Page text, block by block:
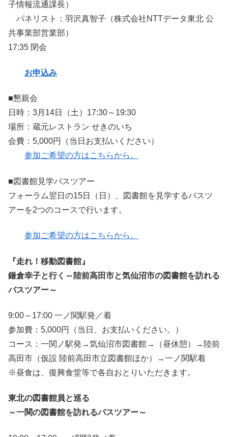
子情報流通課長）
パネリスト：羽沢真智子（株式会社NTTデータ東北 公
共事業部営業部）
17:35 閉会
お申込み
■懇親会
日時：3月14日（土）17:30～19:30
場所：蔵元レストラン せきのいち
会費：5,000円（当日お支払いください）
参加ご希望の方はこちらから。
■図書館見学バスツアー
フォーラム翌日の15日（日）、図書館を見学するバスツ
アーを2つのコースで行います。
参加ご希望の方はこちらから。
『走れ！移動図書館』
鎌倉幸子と行く～陸前高田市と気仙沼市の図書館を訪れる
バスツアー～
9:00～17:00 一ノ関駅発／着
参加費：5,000円（当日、お支払いください。）
コース：一関ノ駅発→気仙沼市図書館→（昼休憩）→陸前
高田市（仮設 陸前高田市立図書館ほか）→一ノ関駅着
※昼食は、復興食堂等で各自おとりいただきます。
東北の図書館員と巡る
～一関の図書館を訪れるバスツアー～